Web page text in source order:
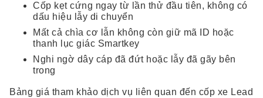
Cốp kẹt cứng ngay từ lần thử đầu tiên, không có
dấu hiệu lẫy di chuyển
Mất cả chìa cơ lẫn không còn giữ mã ID hoặc
thanh lục giác Smartkey
Nghi ngờ dây cáp đã đứt hoặc lẫy đã gãy bên
trong
Bảng giá tham khảo dịch vụ liên quan đến cốp xe Lead